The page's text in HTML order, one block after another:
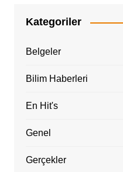
Kategoriler
Belgeler
Bilim Haberleri
En Hit's
Genel
Gerçekler